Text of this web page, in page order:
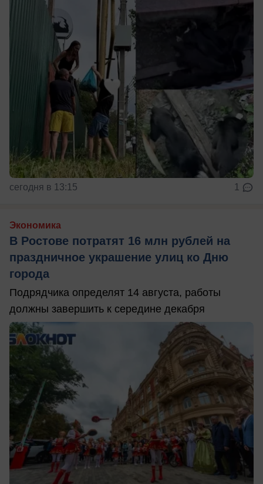
сегодня в 13:15 1
Экономика
В Ростове потратят 16 млн рублей на
праздничное украшение улиц ко Дню
города
Подрядчика определят 14 августа, работы
должны завершить к середине декабря